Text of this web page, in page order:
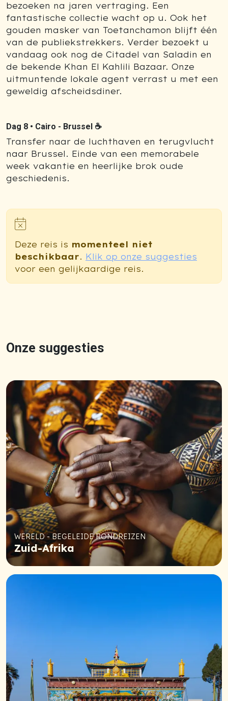
bezoeken na jaren vertraging. Een
fantastische collectie wacht op u. Ook het
gouden masker van Toetanchamon blijft één
van de publiekstrekkers. Verder bezoekt u
vandaag ook nog de Citadel van Saladin en
de bekende Khan El Kahlili Bazaar. Onze
uitmuntende lokale agent verrast u met een
geweldig afscheidsdiner.
Dag 8 • Cairo - Brussel ☕
Transfer naar de luchthaven en terugvlucht
naar Brussel. Einde van een memorabele
week vakantie en heerlijke brok oude
geschiedenis.
Deze reis is momenteel niet
beschikbaar. Klik op onze suggesties
voor een gelijkaardige reis.
Onze suggesties
WERELD - BEGELEIDE RONDREIZEN
Zuid-Afrika